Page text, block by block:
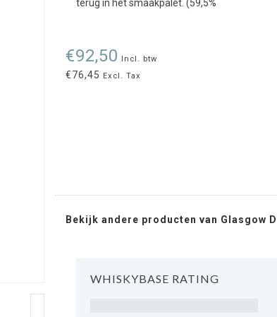
terug in het smaakpalet. (59,5%
€92,50 Incl. btw
€76,45 Excl. Tax
Bekijk andere producten van Glasgow
WHISKYBASE RATING